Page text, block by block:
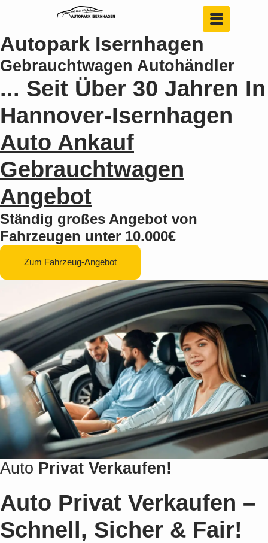
Autopark Isernhagen
Gebrauchtwagen Autohändler
... Seit Über 30 Jahren In
Hannover-Isernhagen
Auto Ankauf
Gebrauchtwagen
Angebot
Ständig großes Angebot von
Fahrzeugen unter 10.000€
Zum Fahrzeug-Angebot
Auto Privat Verkaufen!
Auto Privat Verkaufen –
Schnell, Sicher & Fair!